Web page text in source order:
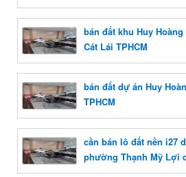
bán đất khu Huy
Cát Lái TPHCM
bán đất dự án Huy
TPHCM
cần bán lô đất nền i27
phường Thạnh Mỹ Lợi